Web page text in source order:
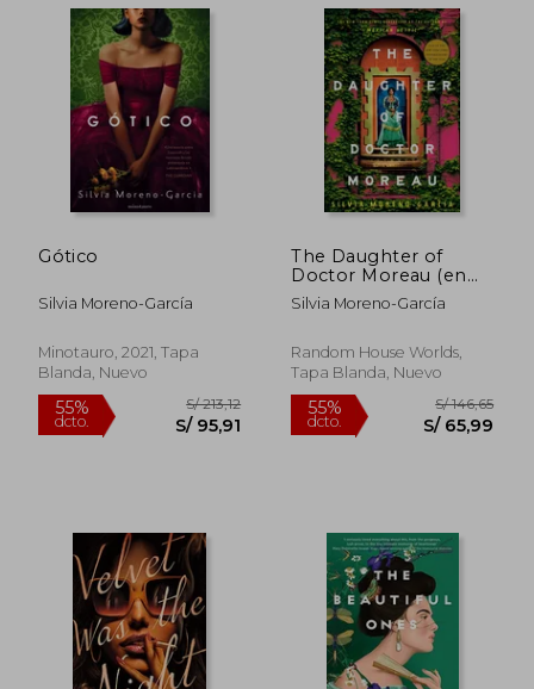
55%
dcto. S/ 72,19
55%
dcto.
55%
dcto. S/ 74,45
50%
dcto.
Gótico
Silvia Moreno-García
Minotauro, 2021, Tapa
Blanda, Nuevo
The Daughter of
Doctor Moreau (en
Inglés)
Silvia Moreno-García
Random House Worlds,
Tapa Blanda, Nuevo